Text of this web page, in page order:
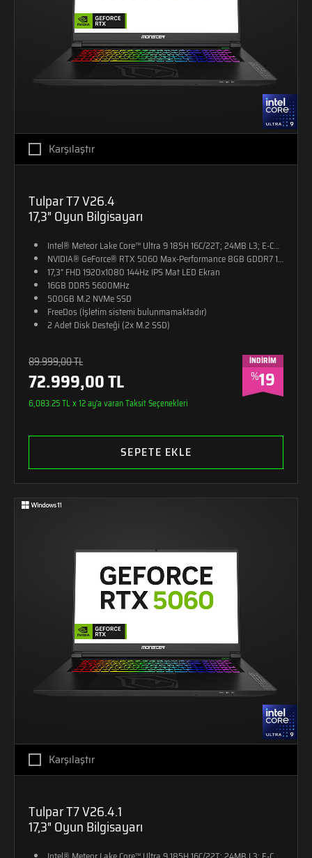
Karşılaştır
Tulpar T7 V26.4
17,3" Oyun Bilgisayarı
Intel® Meteor Lake Core™ Ultra 9 185H 16C/22T; 24MB L3; E-CORE
NVIDIA® GeForce® RTX 5060 Max-Performance 8GB GDDR7 128-Bit
17,3" FHD 1920x1080 144Hz IPS Mat LED Ekran
16GB DDR5 5600MHz
500GB M.2 NVMe SSD
FreeDos (İşletim sistemi bulunmamaktadır)
2 Adet Disk Desteği (2x M.2 SSD)
2,65kg Ağırlık
Monster Sırt Çantası Hediye
Alüminyum - Güçlendirilmiş Plastik Kasa
89.999,00 TL
72.999,00 TL
İNDİRİM
%19
6,083.25 TL x 12 ay'a varan Taksit Seçenekleri
SEPETE EKLE
Karşılaştır
Tulpar T7 V26.4.1
17,3" Oyun Bilgisayarı